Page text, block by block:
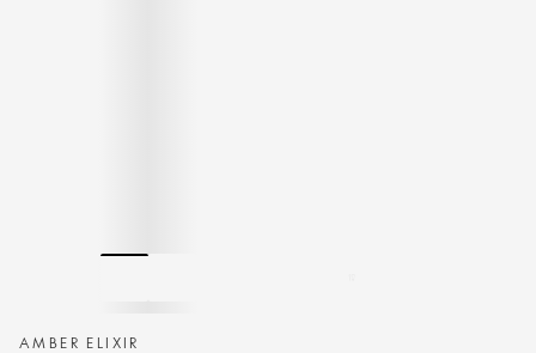
AMBER ELIXIR